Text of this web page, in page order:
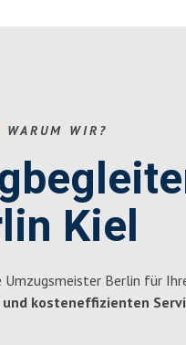
WARUM WIR?
Kiel
Umzugsmeister Berlin für
kosteneffizienten